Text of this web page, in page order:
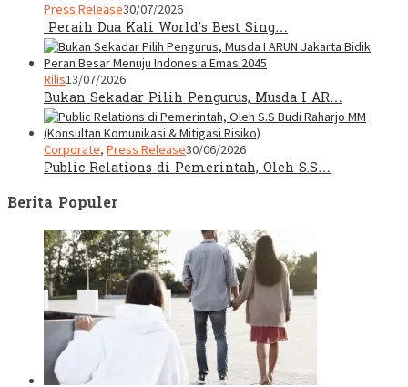
Press Release30/07/2026
Peraih Dua Kali World’s Best Sing…
Rilis13/07/2026
Bukan Sekadar Pilih Pengurus, Musda I AR…
Corporate, Press Release30/06/2026
Public Relations di Pemerintah, Oleh S.S…
Berita Populer